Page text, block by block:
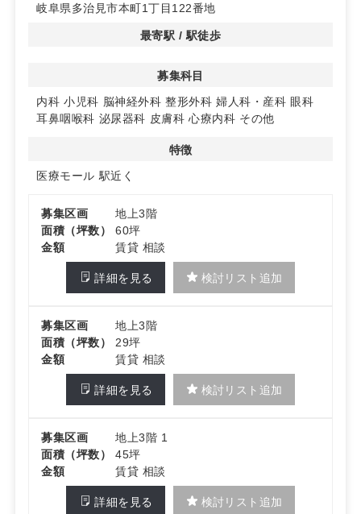
施設内にはスーパーマーケットや100円均一ショップ、薬
局、ショッピングモール、フードコートが揃っており、患
◆高層マンションとホテルが併設
29階建てマンション棟や14階建てホテル棟が併設され、
周辺住民や観光客からの認知度向上が期待できます。詳細
はお問い合わせください。
岐阜県多治見市本町1丁目122番地
最寄駅 / 駅徒歩
募集科目
内科 小児科 脳神経外科 整形外科 婦人科・産科 眼科
耳鼻咽喉科 泌尿器科 皮膚科 心療内科 その他
特徴
医療モール 駅近く
募集区画
地上3階
面積（坪数）
60坪
金額
賃貸 相談
詳細を見る 検討リスト追加
募集区画
地上3階
面積（坪数）
29坪
金額
賃貸 相談
詳細を見る 検討リスト追加
募集区画
地上3階 1
面積（坪数）
45坪
金額
賃貸 相談
詳細を見る 検討リスト追加